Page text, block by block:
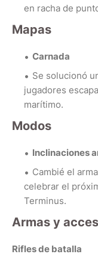
en racha de
Mapas
Carnada
Se solucionó
jugadores
marítimo.
Modos
Inclinaciones
Cambié el
celebrar el
Terminus.
Armas y
Rifles de batalla